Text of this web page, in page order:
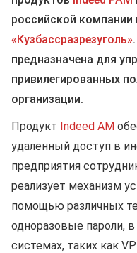
российской
«Кузбассразрезуголь»
предназначена для
привилегированных
организации.
Продукт Indeed AM
удаленный доступ в
предприятия
реализует механизм
помощью различных
одноразовые пароли,
системах, таких как